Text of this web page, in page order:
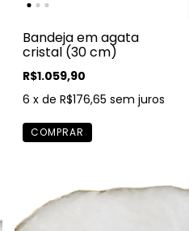
Bandeja em agata
cristal (30 cm)
R$1.059,90
6 x de R$176,65 sem juros